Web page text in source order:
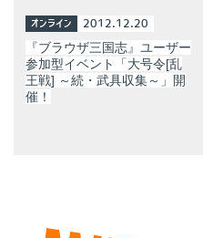
オンライン 2012.12.20
『ブラウザ三国志』ユーザー
参加型イベント「大号令[乱
王戦] ～続・武具収集～」開
催！